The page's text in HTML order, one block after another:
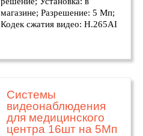
магазине; Разрешение: 5 Мп;
Кодек сжатия видео: H.265AI
Системы
видеонаблюдения
для медицинского
центра 16шт на 5Мп